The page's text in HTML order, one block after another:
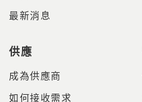
最新消息
供應
成為供應商
如何接收需求